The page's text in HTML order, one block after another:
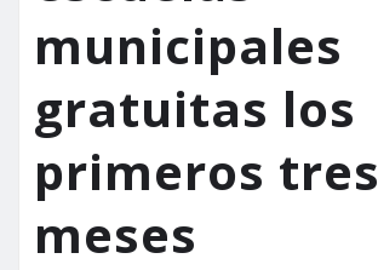
municipales
gratuitas los
primeros tres
meses